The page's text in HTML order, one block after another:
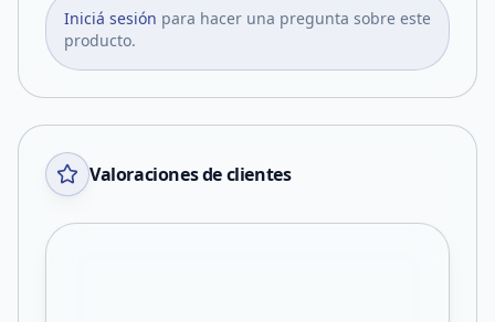
Iniciá sesión para hacer una pregunta sobre este
producto.
Valoraciones de clientes